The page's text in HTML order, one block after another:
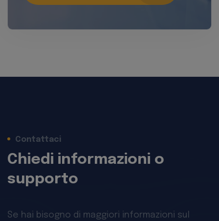
Contattaci
Chiedi informazioni o
supporto
Se hai bisogno di maggiori informazioni sul